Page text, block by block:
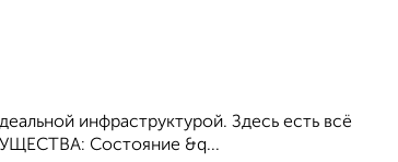
инфраструктурой. Здесь есть всё
Состояние &q...